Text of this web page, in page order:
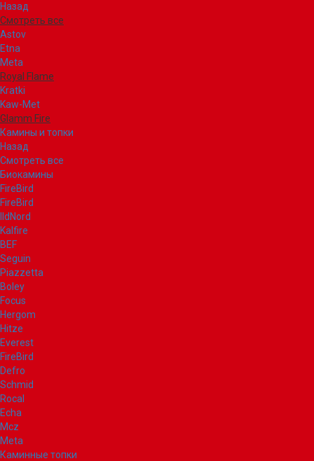
Назад
Смотреть все
Astov
Etna
Meta
Royal Flame
Kratki
Kaw-Met
Glamm Fire
Камины и топки
Назад
Смотреть все
Биокамины
FireBird
FireBird
IldNord
Kalfire
BEF
Seguin
Piazzetta
Boley
Focus
Hergom
Hitze
Everest
FireBird
Defro
Schmid
Rocal
Echa
Mcz
Meta
Каминные топки